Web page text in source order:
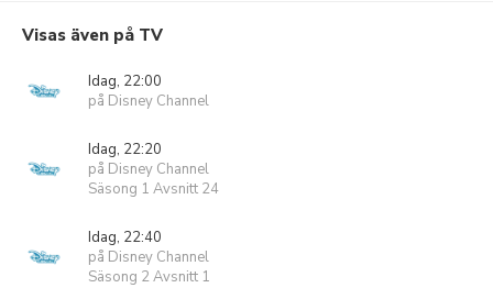
Visas även på TV
Idag, 22:00
på Disney Channel
Idag, 22:20
på Disney Channel
Säsong 1 Avsnitt 24
Idag, 22:40
på Disney Channel
Säsong 2 Avsnitt 1